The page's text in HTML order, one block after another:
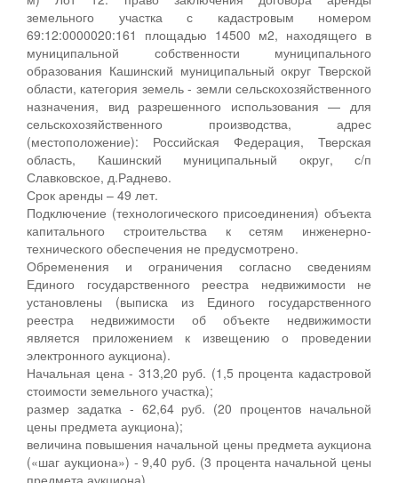
земельного участка с кадастровым номером
69:12:0000020:161 площадью 14500 м2, находящего в
муниципальной собственности муниципального
образования Кашинский муниципальный округ Тверской
области, категория земель - земли сельскохозяйственного
назначения, вид разрешенного использования — для
сельскохозяйственного производства, адрес
(местоположение): Российская Федерация, Тверская
область, Кашинский муниципальный округ, с/п
Славковское, д.Раднево.
Срок аренды – 49 лет.
Подключение (технологического присоединения) объекта
капитального строительства к сетям инженерно-
технического обеспечения не предусмотрено.
Обременения и ограничения согласно сведениям
Единого государственного реестра недвижимости не
установлены (выписка из Единого государственного
реестра недвижимости об объекте недвижимости
является приложением к извещению о проведении
электронного аукциона).
Начальная цена - 313,20 руб. (1,5 процента кадастровой
стоимости земельного участка);
размер задатка - 62,64 руб. (20 процентов начальной
цены предмета аукциона);
величина повышения начальной цены предмета аукциона
(«шаг аукциона») - 9,40 руб. (3 процента начальной цены
предмета аукциона).